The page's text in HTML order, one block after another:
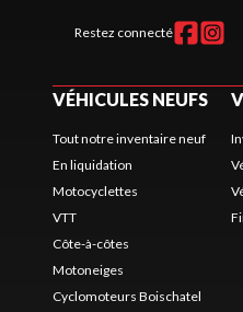
Restez connecté
VÉHICULES NEUFS
Tout notre inventaire neuf
En liquidation
Motocyclettes
VTT
Côte-à-côtes
Motoneiges
Cyclomoteurs Boischatel